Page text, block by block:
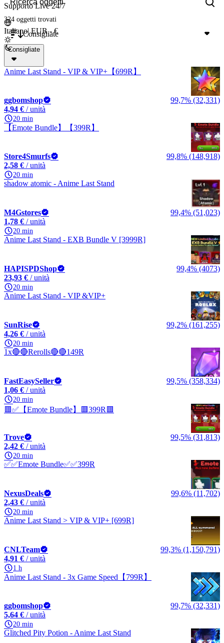
Supporto Live 24/7
Italiano|EUR - €
324 oggetti trovati
Consigliate
Consigliate
Anime Last Stand - VIP & VIP+【699R】
ggbomshop
99,7% (32,331)
4,94 € / unità
20 min
【Emote Bundle】【399R】
Store4Smurfs
99,8% (148,918)
2,58 € / unità
20 min
shadow atomic - Anime Last Stand
M4Gstores
99,4% (51,023)
1,78 € / unità
20 min
Anime Last Stand - EXB Bundle V [3999R]
HAPISPDShop
99,4% (4073)
23,93 € / unità
20 min
Anime Last Stand - VIP &VIP+
SunRise
99,2% (161,255)
4,26 € / unità
20 min
1x🔴🔴Rerolls🔴🔴149R
FastEasySeller
99,5% (358,334)
1,06 € / unità
20 min
🟥✅【Emote Bundle】🟥399R🟥
Trove
99,5% (31,813)
2,42 € / unità
20 min
✅✅Emote Bundle✅✅399R
NexusDeals
99,6% (11,702)
2,43 € / unità
20 min
Anime Last Stand > VIP & VIP+ [699R]
CNLTeam
99,3% (1,150,791)
4,91 € / unità
1 h
Anime Last Stand - 3x Game Speed【799R】
ggbomshop
99,7% (32,331)
5,64 € / unità
20 min
Glitched Pity Potion - Anime Last Stand